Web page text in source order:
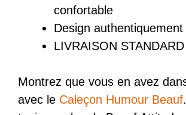
confortable
Design
LIVRAISON
Montrez que vous en avez
avec le Caleçon Humour Beauf